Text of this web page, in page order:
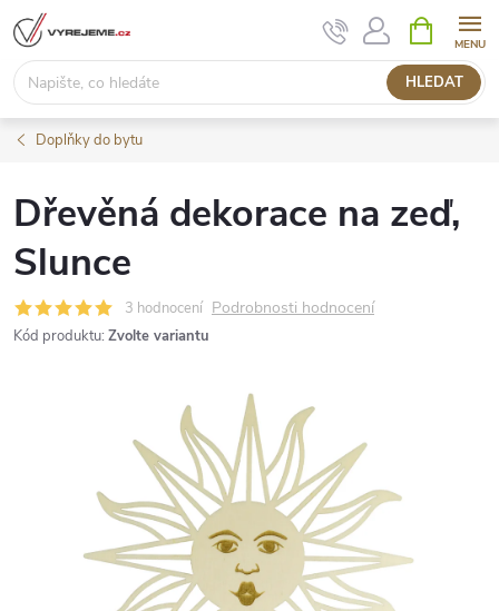
Přejít
na
obsah
HLEDAT
NÁKUPNÍ
KOŠÍK
Doplňky do bytu
Dřevěná dekorace na zeď,
Slunce
3 hodnocení Podrobnosti hodnocení
Kód produktu: Zvolte variantu